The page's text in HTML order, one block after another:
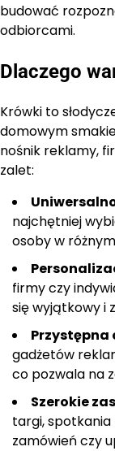
budować
odbiorcami.
Dlaczego
Krówki to
domowym
nośnik reklamy,
zalet:
najchętniej
osoby w
firmy czy
się wyjątkowy i
Przystępna
gadżetów
co pozwala na
Szerokie
targi, spotkania
zamówień czy